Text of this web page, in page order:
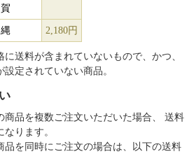
2,180円
送料が含まれていないもので、かつ、
定されていない商品。
商品を複数ご注文いただいた場合、 送料
ります。
品を同時にご注文の場合は、以下の送料